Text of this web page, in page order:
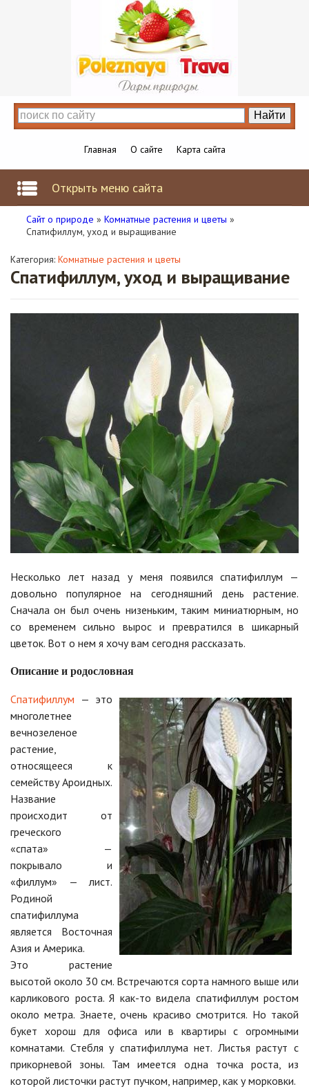
Главная О сайте Карта сайта
Открыть меню сайта
Сайт о природе » Комнатные растения и цветы »
Спатифиллум, уход и выращивание
Категория: Комнатные растения и цветы
Спатифиллум, уход и выращивание
Несколько лет назад у меня появился спатифиллум —
довольно популярное на сегодняшний день растение.
Сначала он был очень низеньким, таким миниатюрным, но
со временем сильно вырос и превратился в шикарный
цветок. Вот о нем я хочу вам сегодня рассказать.
Описание и родословная
Спатифиллум — это
многолетнее
вечнозеленое
растение,
относящееся к
семейству Ароидных.
Название
происходит от
греческого
«спата» —
покрывало и
«филлум» — лист.
Родиной
спатифиллума
является Восточная
Азия и Америка.
Это растение
высотой около 30 см. Встречаются сорта намного выше или
карликового роста. Я как-то видела спатифиллум ростом
около метра. Знаете, очень красиво смотрится. Но такой
букет хорош для офиса или в квартиры с огромными
комнатами. Стебля у спатифиллума нет. Листья растут с
прикорневой зоны. Там имеется одна точка роста, из
которой листочки растут пучком, например, как у морковки.